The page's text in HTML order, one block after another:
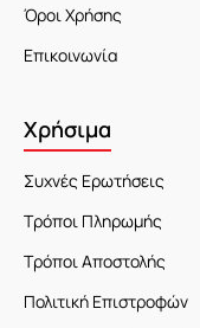
Όροι Χρήσης
Επικοινωνία
Χρήσιμα
Συχνές Ερωτήσεις
Τρόποι Πληρωμής
Τρόποι Αποστολής
Πολιτική Επιστροφών